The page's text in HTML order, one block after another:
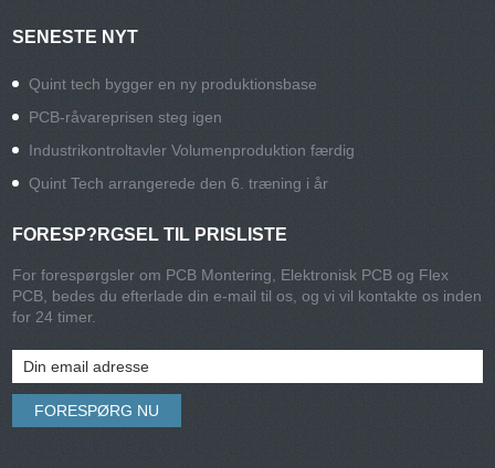
SENESTE NYT
Quint tech bygger en ny produktionsbase
PCB-råvareprisen steg igen
Industrikontroltavler Volumenproduktion færdig
Quint Tech arrangerede den 6. træning i år
FORESP?RGSEL TIL PRISLISTE
For forespørgsler om PCB Montering, Elektronisk PCB og Flex
PCB, bedes du efterlade din e-mail til os, og vi vil kontakte os inden
for 24 timer.